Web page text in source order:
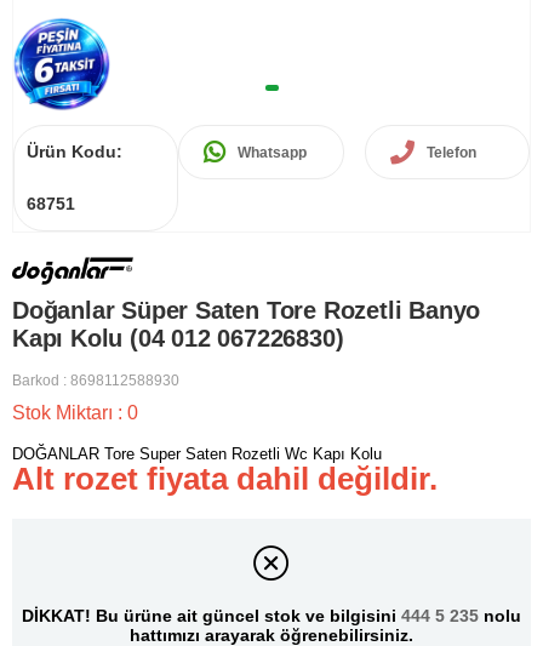
Ürün Kodu:
68751
Whatsapp Telefon
Doğanlar Süper Saten Tore Rozetli Banyo
Kapı Kolu (04 012 067226830)
Barkod : 8698112588930
Stok Miktarı : 0
DOĞANLAR Tore Super Saten Rozetli Wc Kapı Kolu
Alt rozet fiyata dahil değildir.
DİKKAT! Bu ürüne ait güncel stok ve bilgisini 444 5 235 nolu
hattımızı arayarak öğrenebilirsiniz.